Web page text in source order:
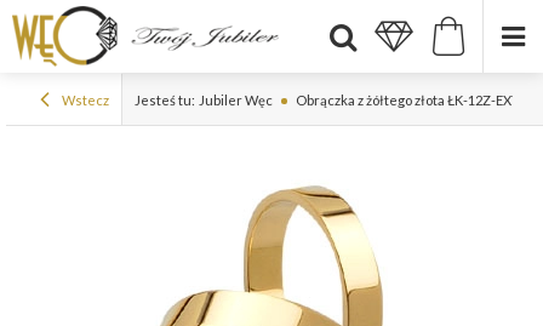
Wstecz Jesteś tu: Jubiler Węc Obrączka z żółtego złota ŁK-12Z-